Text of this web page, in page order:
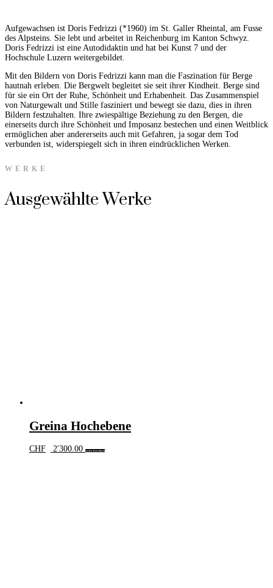
Aufgewachsen ist Doris Fedrizzi (*1960) im St. Galler Rheintal, am Fusse
des Alpsteins. Sie lebt und arbeitet in Reichenburg im Kanton Schwyz.
Doris Fedrizzi ist eine Autodidaktin und hat bei Kunst 7 und der
Hochschule Luzern weitergebildet.
Mit den Bildern von Doris Fedrizzi kann man die Faszination für Berge
hautnah erleben. Die Bergwelt begleitet sie seit ihrer Kindheit. Berge sind
für sie ein Ort der Ruhe, Schönheit und Erhabenheit. Das Zusammenspiel
von Naturgewalt und Stille fasziniert und bewegt sie dazu, dies in ihren
Bildern festzuhalten. Ihre zwiespältige Beziehung zu den Bergen, die
einerseits durch ihre Schönheit und Imposanz bestechen und einen Weitblick
ermöglichen aber andererseits auch mit Gefahren, ja sogar dem Tod
verbunden ist, widerspiegelt sich in ihren eindrücklichen Werken.
WERKE
Ausgewählte Werke
Greina Hochebene
CHF 2'300.00 In den Warenkorb